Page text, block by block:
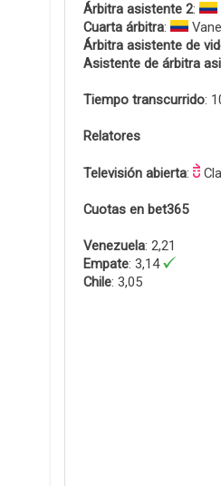
Árbitra asistente 2:
Cuarta árbitra:
Árbitra asistente de
Asistente de árbitra
Tiempo transcurrido:
Relatores
Televisión abierta:
Cuotas en bet365
Venezuela: 2,21
Empate: 3,14
Chile: 3,05